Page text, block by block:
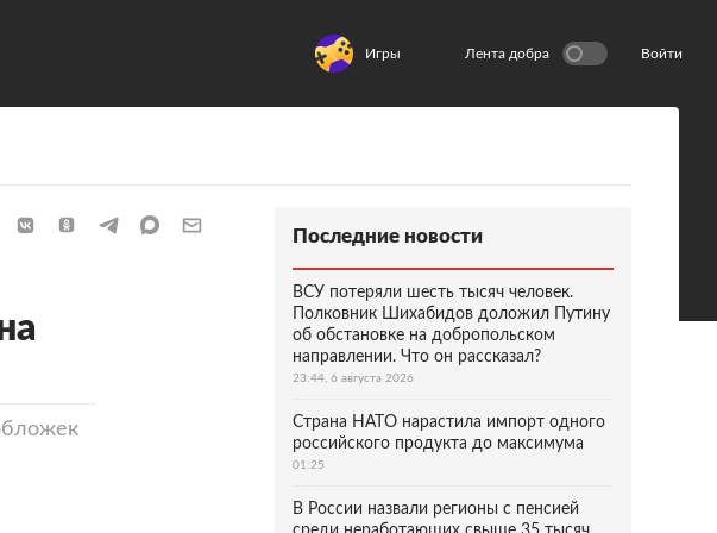
Игры Лента добра Войти
Последние новости
ВСУ потеряли шесть тысяч человек.
Полковник Шихабидов доложил Путину
об обстановке на добропольском
направлении. Что он рассказал?
23:44, 6 августа 2026
Страна НАТО нарастила импорт одного
российского продукта до максимума
01:25
В России назвали регионы с пенсией